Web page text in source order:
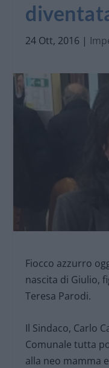
24 Ott, 2016 |
Fiocco azzurro
nascita di Giulio,
Teresa Parodi.
Il Sindaco, Carlo
Comunale tutta
alla neo mamma